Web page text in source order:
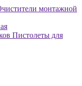
монтажной
Пистолеты для